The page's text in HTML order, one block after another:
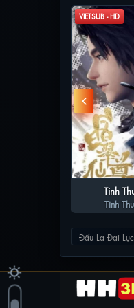
VIETSUB - HD
Tinh
Tinh
Đấu La Đại